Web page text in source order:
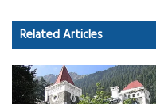
o
ok
d
o
n
Related Articles